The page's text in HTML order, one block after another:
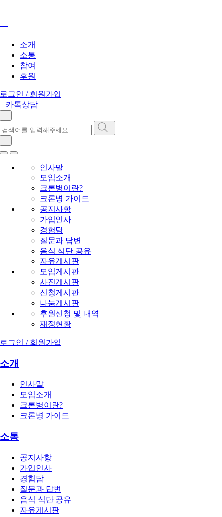
소개
소통
참여
후원
로그인 / 회원가입
카톡상담
인사말
모임소개
크론병이란?
크론병 가이드
공지사항
가입인사
경험담
질문과 답변
음식 식단 공유
자유게시판
모임게시판
사진게시판
신청게시판
나눔게시판
후원신청 및 내역
재정현황
로그인 / 회원가입
소개
인사말
모임소개
크론병이란?
크론병 가이드
소통
공지사항
가입인사
경험담
질문과 답변
음식 식단 공유
자유게시판